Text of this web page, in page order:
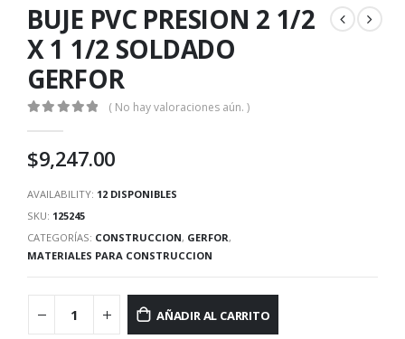
BUJE PVC PRESION 2 1/2
X 1 1/2 SOLDADO
GERFOR
( No hay valoraciones aún. )
$9,247.00
AVAILABILITY: 12 DISPONIBLES
SKU: 125245
CATEGORÍAS: CONSTRUCCION, GERFOR,
MATERIALES PARA CONSTRUCCION
AÑADIR AL CARRITO